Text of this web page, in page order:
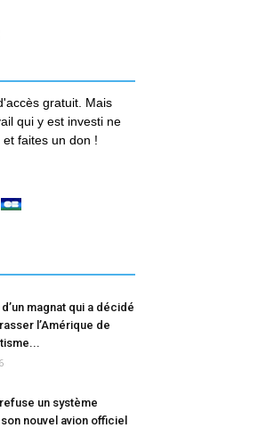
gratuit. Mais
qui y est investi ne
faites un don !
d’un magnat qui a décidé
l’Amérique de
un système
nouvel avion officiel